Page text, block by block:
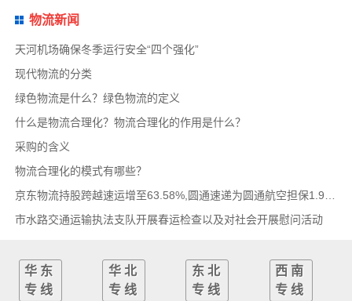
物流新闻
天河机场确保冬季运行安全“四个强化”
现代物流的分类
绿色物流是什么？绿色物流的定义
什么是物流合理化？物流合理化的作用是什么？
采购的含义
物流合理化的模式有哪些？
市水路交通运输执法支队开展春运检查以及对社会开展慰问活动
华东
专线
华北
专线
东北
专线
西南
专线